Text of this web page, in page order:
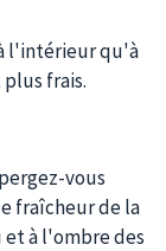
l'intérieur qu'à
frais.
vous
fraîcheur de la
et à l'ombre des